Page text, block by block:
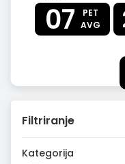
07
PET
AVG
Filtriranje
Kategorija